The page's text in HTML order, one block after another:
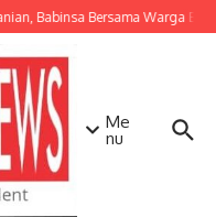
Babinsa Bersama Warga
Me
nu